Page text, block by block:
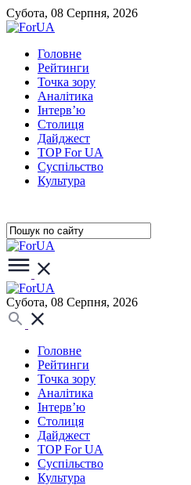
Субота, 08 Серпня, 2026
Головне
Рейтинги
Точка зору
Аналітика
Інтерв’ю
Столиця
Дайджест
TOP For UA
Суспiльство
Культура
Субота, 08 Серпня, 2026
Головне
Рейтинги
Точка зору
Аналітика
Інтерв’ю
Столиця
Дайджест
TOP For UA
Суспiльство
Культура